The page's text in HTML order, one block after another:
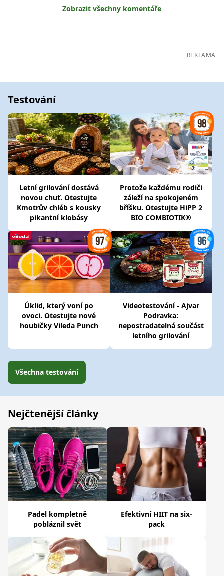
Zobrazit všechny komentáře
REKLAMA
Testování
Letní grilování dostává
novou chuť. Otestujte
Kmotrův chléb s kousky
pikantní klobásy
Protože každému rodiči
záleží na spokojeném
bříšku. Otestujte HiPP 2
BIO COMBIOTIK®
Úklid, který voní po
ovoci. Otestujte nové
houbičky Vileda Punch
Videotestování - Ajvar
Podravka:
nepostradatelná součást
letního grilování
Všechna testování
Nejčtenější články
Padel kompletně
pobláznil svět
Efektivní HIIT na six-
pack